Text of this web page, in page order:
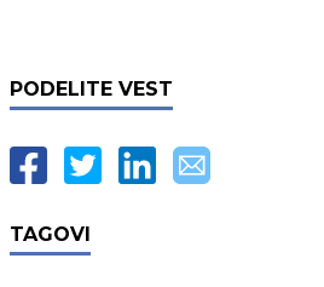
PODELITE VEST
TAGOVI